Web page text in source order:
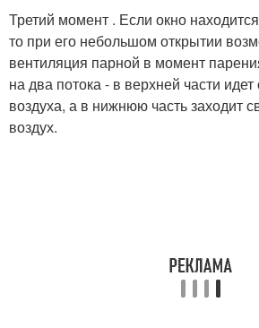
Третий момент . Если окно
то при его небольшом открытии
вентиляция парной в момент
на два потока - в верхней части идет
воздуха, а в нижнюю часть заходит
воздух.